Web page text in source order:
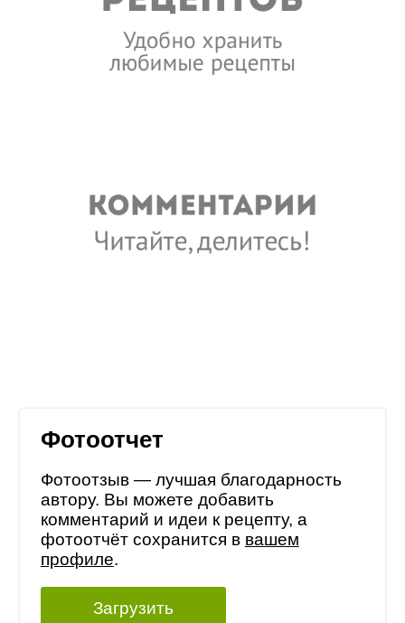
Фотоотчет
Фотоотзыв — лучшая благодарность
автору. Вы можете добавить
комментарий и идеи к рецепту, а
фотоотчёт сохранится в вашем
профиле.
Загрузить